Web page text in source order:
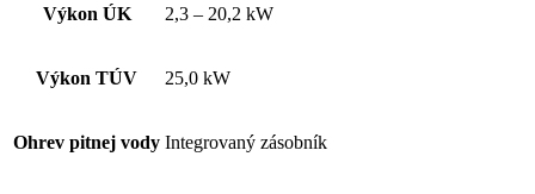
Výkon ÚK 2,3 – 20,2 kW
Výkon TÚV 25,0 kW
Ohrev pitnej vody Integrovaný zásobník